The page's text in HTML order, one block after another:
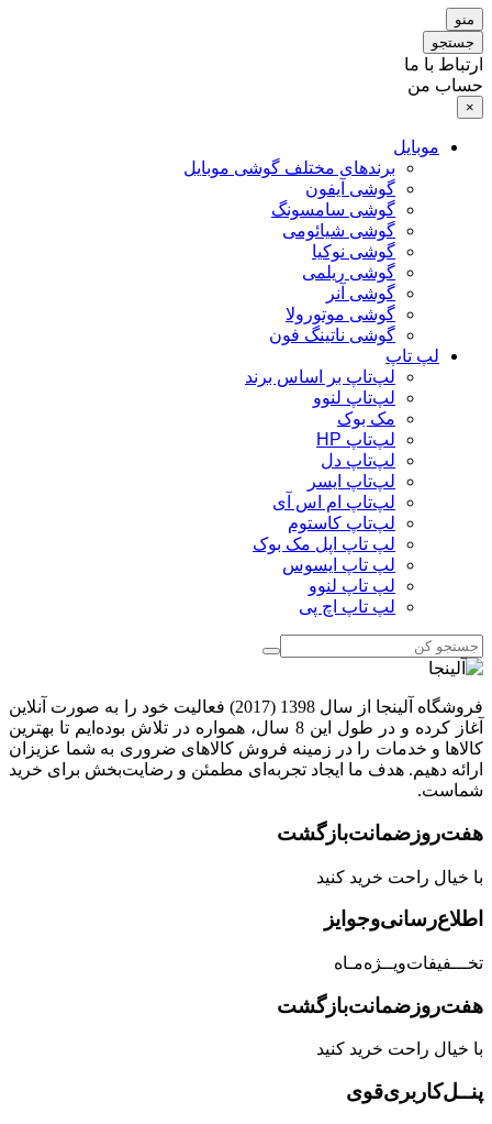
منو
جستجو
ارتباط با ما
حساب من
×
موبایل
برندهای مختلف گوشی موبایل
گوشی آیفون
گوشی سامسونگ
گوشی شیائومی
گوشی نوکیا
گوشی ریلمی
گوشی آنر
گوشی موتورولا
گوشی ناتینگ فون
لپ تاپ
لپ‌تاپ بر اساس برند
لپ‌تاپ لنوو
مک بوک
لپ‌تاپ HP
لپ‌تاپ دل
لپ‌تاپ ایسر
لپ‌تاپ ام اس آی
لپ‌تاپ کاستوم
لپ تاپ اپل مک بوک
لپ تاپ ایسوس
لپ تاپ لنوو
لپ تاپ اچ پی
فروشگاه آلینجا از سال 1398 (2017) فعالیت خود را به صورت آنلاین
آغاز کرده و در طول این 8 سال، همواره در تلاش بوده‌ایم تا بهترین
کالاها و خدمات را در زمینه فروش کالاهای ضروری به شما عزیزان
ارائه دهیم. هدف ما ایجاد تجربه‌ای مطمئن و رضایت‌بخش برای خرید
شماست.
هفت‌روز‌ضمانت‌بازگشت
با خیال راحت خرید کنید
اطلاع‌رسانی‌و‌جوایز
تخـــفیفات‌ویــژه‌مـاه
هفت‌روز‌ضمانت‌بازگشت
با خیال راحت خرید کنید
پنــل‌کاربری‌قوی